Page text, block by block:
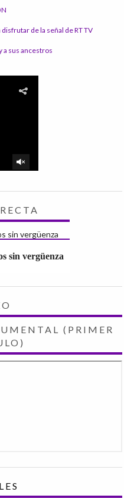
disfrutar de la señal de RT TV
a sus ancestros
sin vergüenza
(PRIMER